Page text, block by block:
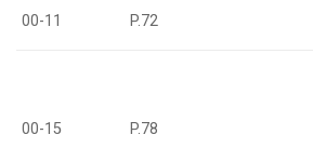
00-11 P.72
00-15 P.78